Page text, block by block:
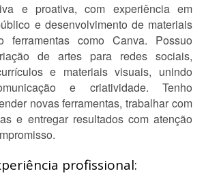
e proativa, com experiência em
e desenvolvimento de materiais
ferramentas como Canva. Possuo
de artes para redes sociais,
e materiais visuais, unindo
e criatividade. Tenho
novas ferramentas, trabalhar com
e entregar resultados com atenção
profissional: